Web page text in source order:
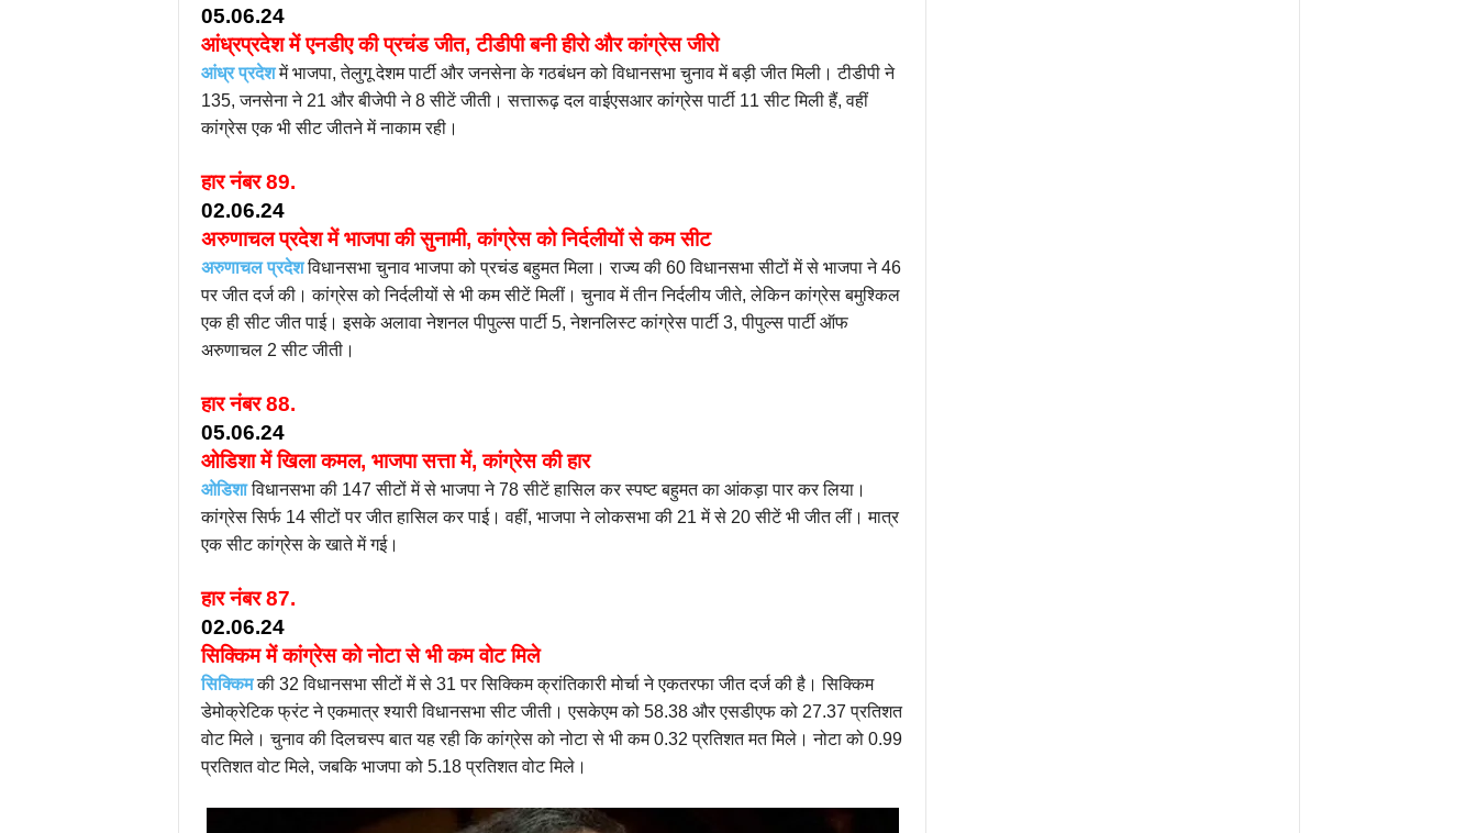
05.06.24
आंध्रप्रदेश में एनडीए की प्रचंड जीत, टीडीपी बनी हीरो और कांग्रेस जीरो
आंध्र प्रदेश में भाजपा, तेलुगू देशम पार्टी और जनसेना के गठबंधन को विधानसभा चुनाव में बड़ी जीत मिली। टीडीपी ने
135, जनसेना ने 21 और बीजेपी ने 8 सीटें जीती। सत्तारूढ़ दल वाईएसआर कांग्रेस पार्टी 11 सीट मिली हैं, वहीं
कांग्रेस एक भी सीट जीतने में नाकाम रही।
हार नंबर 89.
02.06.24
अरुणाचल प्रदेश में भाजपा की सुनामी, कांग्रेस को निर्दलीयों से कम सीट
अरुणाचल प्रदेशविधानसभा चुनाव भाजपा को प्रचंड बहुमत मिला। राज्य की 60 विधानसभा सीटों में से भाजपा ने 46
पर जीत दर्ज की। कांग्रेस को निर्दलीयों से भी कम सीटें मिलीं। चुनाव में तीन निर्दलीय जीते, लेकिन कांग्रेस बमुश्किल
एक ही सीट जीत पाई। इसके अलावा नेशनल पीपुल्स पार्टी 5, नेशनलिस्ट कांग्रेस पार्टी 3, पीपुल्स पार्टी ऑफ
अरुणाचल 2 सीट जीती।
हार नंबर 88.
05.06.24
ओडिशा में खिला कमल, भाजपा सत्ता में, कांग्रेस की हार
ओडिशाविधानसभा की 147 सीटों में से भाजपा ने 78 सीटें हासिल कर स्पष्ट बहुमत का आंकड़ा पार कर लिया।
कांग्रेस सिर्फ 14 सीटों पर जीत हासिल कर पाई। वहीं, भाजपा ने लोकसभा की 21 में से 20 सीटें भी जीत लीं। मात्र
एक सीट कांग्रेस के खाते में गई।
हारनंबर87.
02.06.24
सिक्किम में कांग्रेस को नोटा से भी कम वोट मिले
सिक्किमकी 32 विधानसभा सीटों में से 31 पर सिक्किम क्रांतिकारी मोर्चा ने एकतरफा जीत दर्ज की है। सिक्किम
डेमोक्रेटिक फ्रंट ने एकमात्र श्यारी विधानसभा सीट जीती। एसकेएम को 58.38 और एसडीएफ को 27.37 प्रतिशत
वोट मिले। चुनाव की दिलचस्प बात यह रही कि कांग्रेस को नोटा से भी कम 0.32 प्रतिशत मत मिले। नोटा को 0.99
प्रतिशत वोट मिले, जबकि भाजपा को 5.18 प्रतिशत वोट मिले।